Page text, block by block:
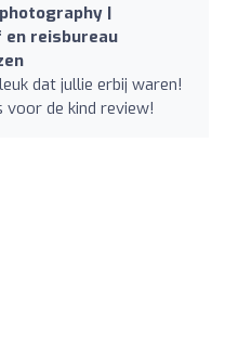
|
reisbureau
dat jullie erbij waren!
voor de kind review!